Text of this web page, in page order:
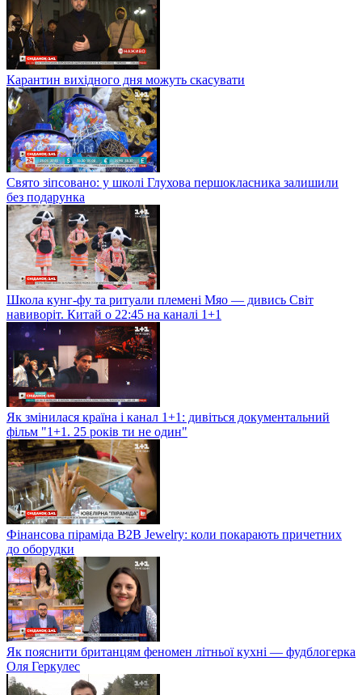
Карантин вихідного дня можуть скасувати
Свято зіпсовано: у школі Глухова першокласника залишили
без подарунка
Школа кунг-фу та ритуали племені Мяо — дивись Світ
навиворіт. Китай о 22:45 на каналі 1+1
Як змінилася країна і канал 1+1: дивіться документальний
фільм "1+1. 25 років ти не один"
Фінансова піраміда B2B Jewelry: коли покарають причетних
до оборудки
Як пояснити британцям феномен літньої кухні — фудблогерка
Оля Геркулес